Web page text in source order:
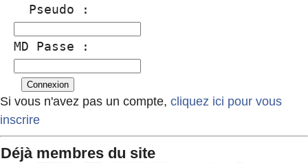
  Pseudo :
MD Passe :
Si vous n'avez pas un compte, cliquez ici pour vous
inscrire
Déjà membres du site